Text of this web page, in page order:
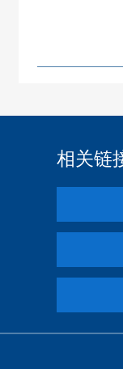
相关链